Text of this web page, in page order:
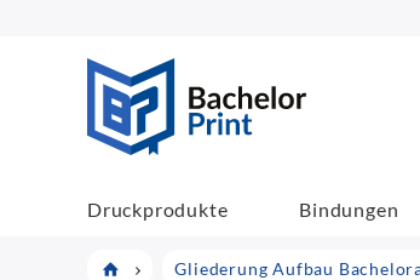
Druckprodukte Bindungen
Gliederung Aufbau